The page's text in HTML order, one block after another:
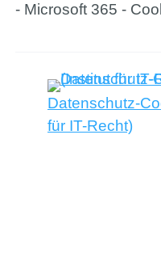
- Microsoft 365 -
Datenschutz-
für IT-Recht)